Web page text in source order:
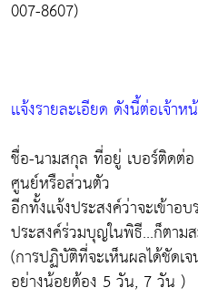
007-8607)
เเจ้งรายละเอียด ดังนี้ต่อเจ้าห
ชื่อ-นามสกุล ที่อยู่ เบอร์ติดต่อ
ศูนย์หรือส่วนตัว
อีกทั้งเเจ้งประสงค์ว่าจะเข้า
ประสงค์ร่วมบุญในพิธี...ก็ตาม
(การปฏิบัติที่จะเห็นผลได้ชัดเ
อย่างน้อยต้อง 5 วัน, 7 วัน )